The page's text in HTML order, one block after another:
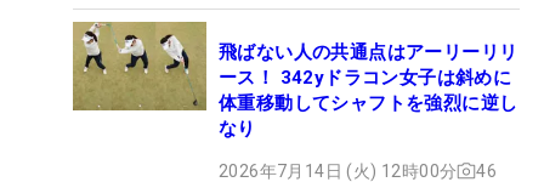
飛ばない人の共通点はアーリーリリ
ース！ 342yドラコン女子は斜めに
体重移動してシャフトを強烈に逆し
なり
2026年7月14日 (火) 12時00分 46